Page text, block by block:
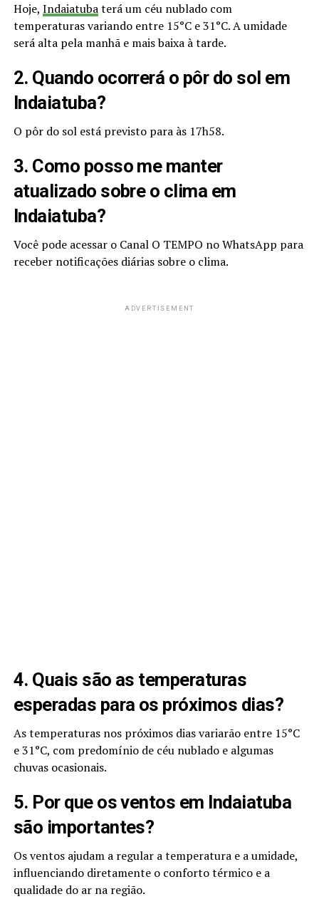
Hoje, Indaiatubaterá um céu nublado com
temperaturas variando entre 15°C e 31°C. A umidade
será alta pela manhã e mais baixa à tarde.
2. Quando ocorrerá o pôr do sol em
Indaiatuba?
O pôr do sol está previsto para às 17h58.
3. Como posso me manter
atualizado sobre o clima em
Indaiatuba?
Você pode acessar o Canal O TEMPO no WhatsApp para
receber notificações diárias sobre o clima.
ADVERTISEMENT
4. Quais são as temperaturas
esperadas para os próximos dias?
As temperaturas nos próximos dias variarão entre 15°C
e 31°C, com predomínio de céu nublado e algumas
chuvas ocasionais.
5. Por que os ventos em Indaiatuba
são importantes?
Os ventos ajudam a regular a temperatura e a umidade,
influenciando diretamente o conforto térmico e a
qualidade do ar na região.